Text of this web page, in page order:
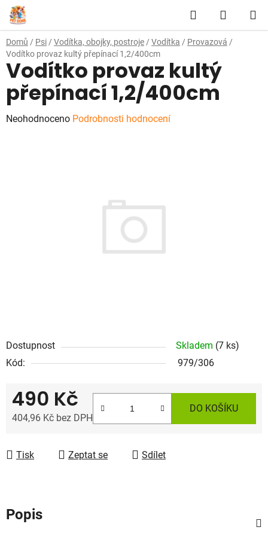
Přejít
na
obsah
Hledat
KOŠÍK
Domů / Psi / Vodítka, obojky, postroje / Vodítka / Provazová /
Vodítko provaz kultý přepínací 1,2/400cm
Dostupnost Skladem (7 ks)
Kód:
979/306
490 Kč
404,96 Kč bez DPH
DO KOŠÍKU
Tisk Zeptat se Sdílet
Vodítko provaz kultý
přepínací 1,2/400cm
Průměrné
Neohodnoceno Podrobnosti hodnocení
Popis